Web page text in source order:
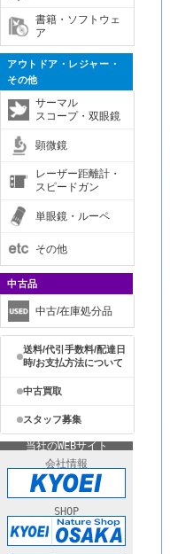
書籍・ソフトウェ
ア
アウトドア・レジャー・
その他
サーマル
スコープ・双眼鏡
顕微鏡
レーザー距離計・
スピードガン
単眼鏡・ルーペ
その他
中古品
中古/在庫処分品
送料/代引手数料/配達日
時/お支払方法について
中古買取
スタッフ募集
当社のWEBサイト
会社情報
SHOP